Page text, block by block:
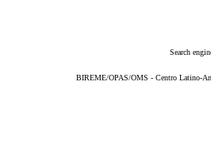
Search
BIREME/OPAS/OMS - Centro Latino-